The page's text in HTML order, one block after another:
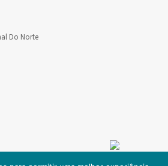
Do Norte